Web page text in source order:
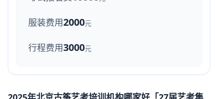
服装费用2000元
行程费用3000元